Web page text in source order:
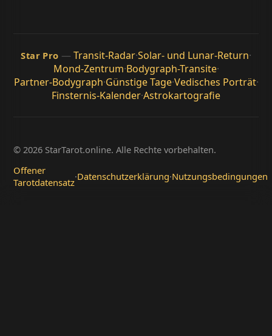
Star Pro — Transit-Radar·Solar- und Lunar-Return·
Mond-Zentrum·Bodygraph-Transite·
Partner-Bodygraph·Günstige Tage·Vedisches Porträt·
Finsternis-Kalender·Astrokartografie
© 2026 StarTarot.online. Alle Rechte vorbehalten.
Offener
Tarotdatensatz·Datenschutzerklärung·Nutzungsbedingungen